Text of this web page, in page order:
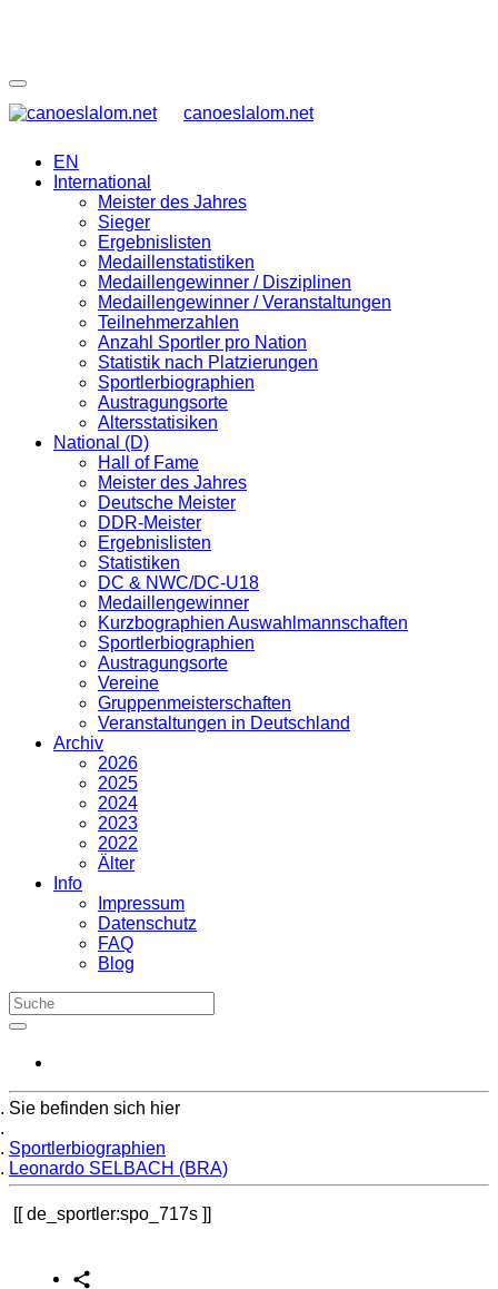
canoeslalom.net
EN
International
Meister des Jahres
Sieger
Ergebnislisten
Medaillenstatistiken
Medaillengewinner / Disziplinen
Medaillengewinner / Veranstaltungen
Teilnehmerzahlen
Anzahl Sportler pro Nation
Statistik nach Platzierungen
Sportlerbiographien
Austragungsorte
Altersstatisiken
National (D)
Hall of Fame
Meister des Jahres
Deutsche Meister
DDR-Meister
Ergebnislisten
Statistiken
DC & NWC/DC-U18
Medaillengewinner
Kurzbographien Auswahlmannschaften
Sportlerbiographien
Austragungsorte
Vereine
Gruppenmeisterschaften
Veranstaltungen in Deutschland
Archiv
2026
2025
2024
2023
2022
Älter
Info
Impressum
Datenschutz
FAQ
Blog
Sie befinden sich hier
Sportlerbiographien
Leonardo SELBACH (BRA)
de_sportler:spo_717s